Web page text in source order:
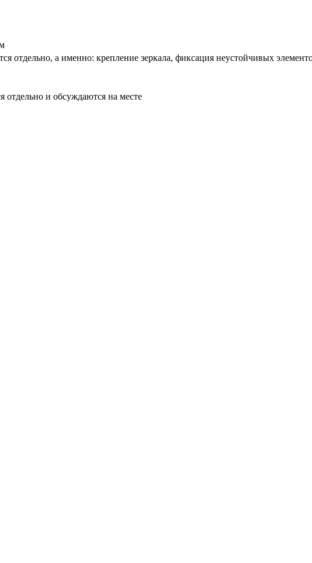
отдельно, а именно: крепление зеркала, фиксация неустойчивых
отдельно и обсуждаются на месте